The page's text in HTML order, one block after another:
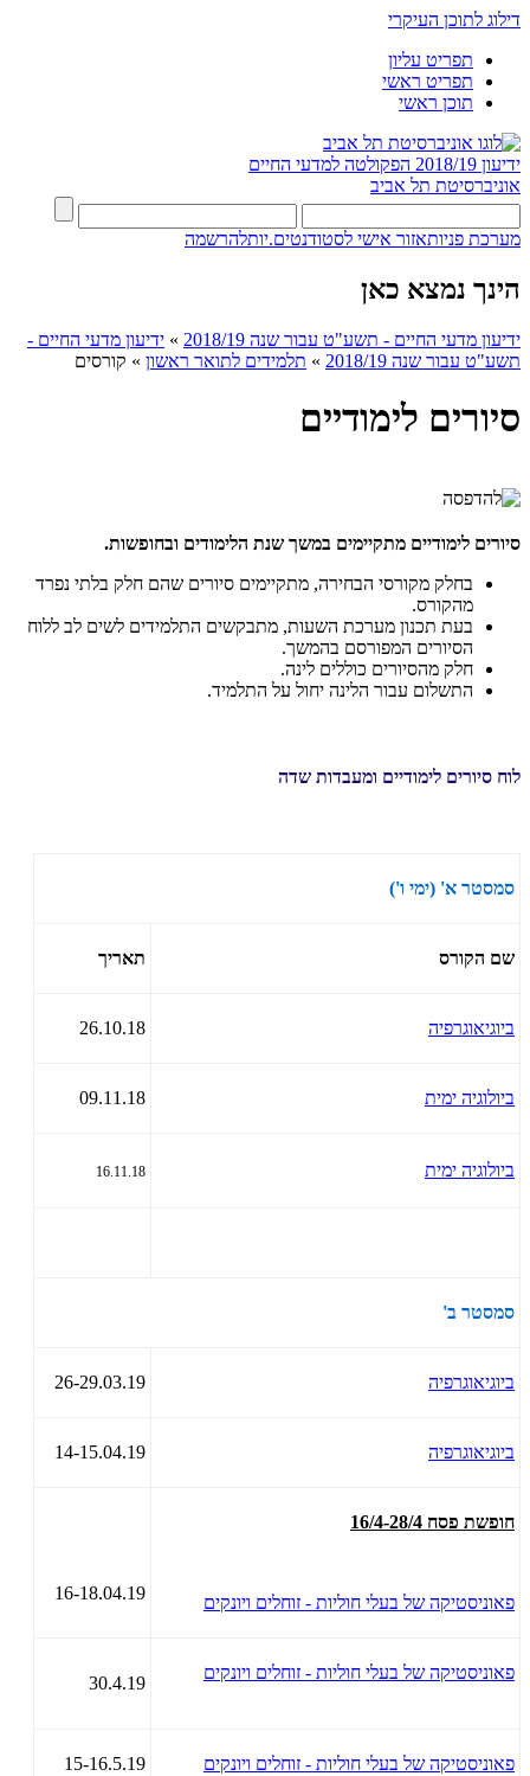
דילוג לתוכן העיקרי
תפריט עליון
תפריט ראשי
תוכן ראשי
ידיעון 2018/19
הפקולטה למדעי החיים
אוניברסיטת תל אביב
מערכת פניותאזור אישי לסטודנטים.יותלהרשמה
הינך נמצא כאן
ידיעון מדעי החיים - תשע"ט עבור שנה 2018/19 » ידיעון מדעי החיים -
תשע"ט עבור שנה 2018/19
» תלמידים לתואר ראשון » קורסים
סיורים לימודיים
סיורים לימודיים מתקיימים במשך שנת הלימודים ובחופשות.
בחלק מקורסי הבחירה, מתקיימים סיורים שהם חלק בלתי נפרד
מהקורס.
בעת תכנון מערכת השעות, מתבקשים התלמידים לשים לב ללוח
הסיורים המפורסם בהמשך.
חלק מהסיורים כוללים לינה.
התשלום עבור הלינה יחול על התלמיד.
לוח סיורים לימודיים ומעבדות שדה
סמסטר א' (ימי ו')
שם הקורס תאריך
ביוגיאוגרפיה 26.10.18
ביולוגיה ימית 09.11.18
ביולוגיה ימית 16.11.18
סמסטר ב'
ביוגיאוגרפיה 26-29.03.19
ביוגיאוגרפיה 14-15.04.19
חופשת פסח 16/4-28/4
פאוניסטיקה של בעלי חוליות - זוחלים ויונקים 16-18.04.19
פאוניסטיקה של בעלי חוליות - זוחלים ויונקים
30.4.19
פאוניסטיקה של בעלי חוליות - זוחלים ויונקים 15-16.5.19